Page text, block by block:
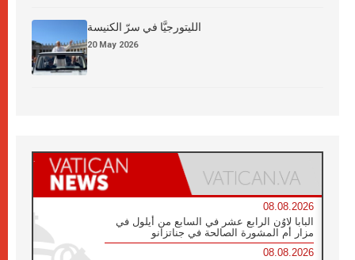
الليتورجيَّا في سرّ الكنيسة
20 May 2026
08.08.2026
البابا لاوُن الرابع عشر في السابع من أيلول في
مزار أم المشورة الصالحة في جناتزانو
08.08.2026